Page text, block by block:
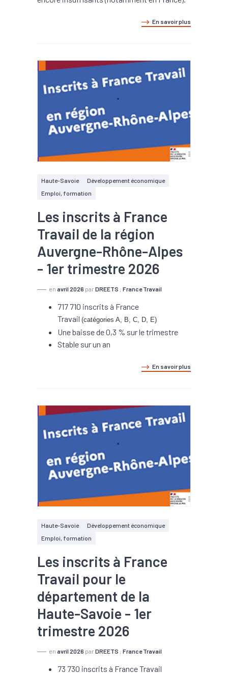
En savoir plus
Haute-Savoie
Développement économique
Emploi, formation
Les inscrits à France
Travail de la région
Auvergne-Rhône-Alpes
- 1er trimestre 2026
en avril 2026 par DREETS ; France Travail
717 710 inscrits à France
Travail (catégories A, B, C, D, E)
Une baisse de 0,3 % sur le trimestre
Stable sur un an
En savoir plus
Haute-Savoie
Développement économique
Emploi, formation
Les inscrits à France
Travail pour le
département de la
Haute-Savoie - 1er
trimestre 2026
en avril 2026 par DREETS ; France Travail
73 730 inscrits à France Travail